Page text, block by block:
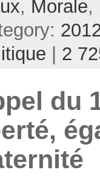
, Morale,
| 2
du